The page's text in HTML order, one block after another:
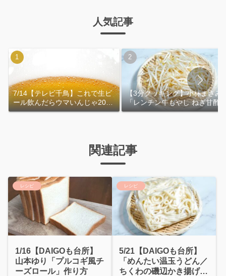
人気記事
7/14【テレビ千鳥】これで生ビ
ール飲んだらウマいんじゃ2026
｜おおよその作り方
【3分クッキング】小林まさみ
「レンチン牛もやし ねぎ甘酢
れ」作り方
関連記事
レシピ
1/16【DAIGOも台所】
山本ゆり「プルコギ風チ
ーズロール」作り方
レシピ
5/21【DAIGOも台所】
「めんたい温玉うどん／
ちくわの磯辺かき揚げ」